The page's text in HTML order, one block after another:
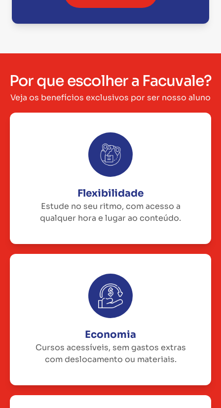
Por que escolher a Facuvale?
Veja os benefícios exclusivos por ser nosso aluno
Flexibilidade
Estude no seu ritmo, com acesso a
qualquer hora e lugar ao conteúdo.
Economia
Cursos acessíveis, sem gastos extras
com deslocamento ou materiais.